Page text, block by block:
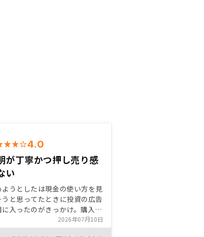
4.0
が丁寧かつ押し売り感
い
ようとしたは現金の使い方を見
うと思ってたときに投資の広告
に入ったのがきっかけ。購入を
た理由はインサイドセールスの
者の対応が非常に良かったか
2026年07月10日